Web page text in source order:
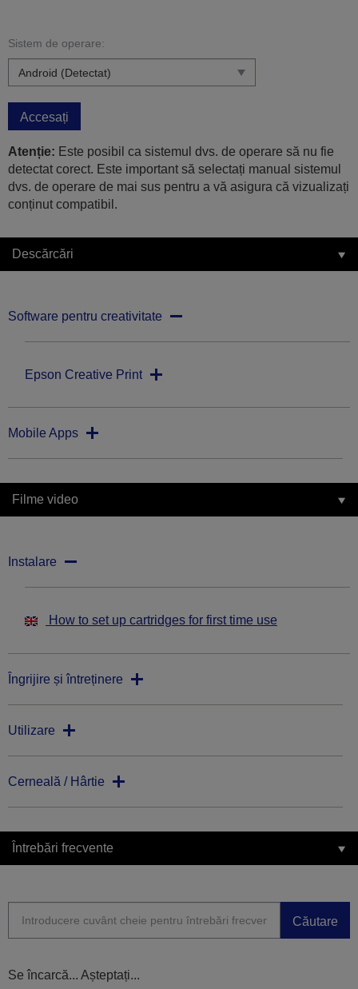
Sistem de operare:
Accesați
Atenție: Este posibil ca sistemul dvs. de operare să nu fie
detectat corect. Este important să selectați manual sistemul
dvs. de operare de mai sus pentru a vă asigura că vizualizați
conținut compatibil.
Descărcări
Software pentru creativitate
Epson Creative Print
Mobile Apps
Filme video
Instalare
How to set up cartridges for first time use
Îngrijire și întreținere
Utilizare
Cerneală / Hârtie
Întrebări frecvente
Căutare
Se încarcă... Așteptați...